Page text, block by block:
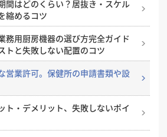
良い？自分で作るメリットと注
るコツ。改装のタイミングや、改
策とは？
材は？床材の種類と業種別のおす
策がカギ！焼肉屋内装の成功ポイ
リミングサロンの内装ポイントと
！スタイル別に見る内装デザイ
とは？選び方とおすすめ5選
依頼時の注意点、見積もり項目の
ート打ちっぱなしの内装のメリッ
訳、コストを安く抑えるためのポ
トを増設したい？それ、資格が
も紹介
？実現方法と店内喫煙ルールにつ
ら、個人事業主と法人どっちがい
ておきたい消防法。消防設備の
どを解説
工事の勘定科目4つについて、例
の内装デザイン・工事でよく見る
まち）とは？設置するメリットや
いて
は？用語の意味と電気料金の違い
装デザイン・工事での役割や、お
ついて解説
間はどのくらい？居抜き・スケル
縮めるコツ
務用厨房機器の選び方完全ガイド
トと失敗しない配置のコツ
営業許可。保健所の申請書類や設
ト・デメリット、失敗しないポイ